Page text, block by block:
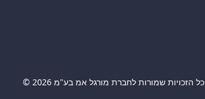
כל הזכויות שמורות לחברת מורגל אמ בע"מ 2026 ©